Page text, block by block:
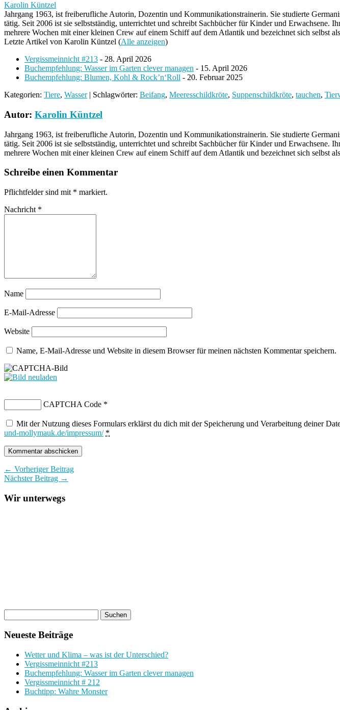
Karolin Küntzel
Jahrgang 1963, ist freiberufliche Autorin, Dozentin und Kommunikationstrainerin. Sie studierte
tätig. Seit 2006 ist sie selbstständig, unterrichtet und schreibt Sachbücher für Kinder und Erwachsene.
mehrere Wochen mit einer kleinen Crew auf einem Schiff auf dem Atlantik und bezeichnet sich selbst
Letzte Artikel von Karolin Küntzel (Alle anzeigen)
Vergissmeinnicht #213 - 28. April 2026
Buchempfehlung: Wasser im Garten clever managen - 15. April 2026
Buchempfehlung: Blumen, Kohl & Rock’n‘Roll - 20. Februar 2025
Kategorien: Tiere, Wasser| Schlagwörter: Beifang, Meeresschildkröte, Suppenschildkröte, tauchen,
Autor: Karolin Küntzel
Jahrgang 1963, ist freiberufliche Autorin, Dozentin und Kommunikationstrainerin. Sie studierte
tätig. Seit 2006 ist sie selbstständig, unterrichtet und schreibt Sachbücher für Kinder und Erwachsene.
mehrere Wochen mit einer kleinen Crew auf einem Schiff auf dem Atlantik und bezeichnet sich selbst
Schreibe einen Kommentar
Pflichtfelder sind mit * markiert.
Nachricht *
Name
E-Mail-Adresse
Website
Name, E-Mail-Adresse und Website in diesem Browser für meinen nächsten Kommentar speichern.
CAPTCHA Code *
Mit der Nutzung dieses Formulars erklärst du dich mit der Speicherung und Verarbeitung deiner
und-mollymauk.de/impressum/ *
← Vorheriger Beitrag
Nächster Beitrag →
Wir unterwegs
Neueste Beiträge
Wetter und Klima – was ist der Unterschied?
Vergissmeinnicht #213
Buchempfehlung: Wasser im Garten clever managen
Vergissmeinnicht # 212
Buchtipp: Wahre Monster